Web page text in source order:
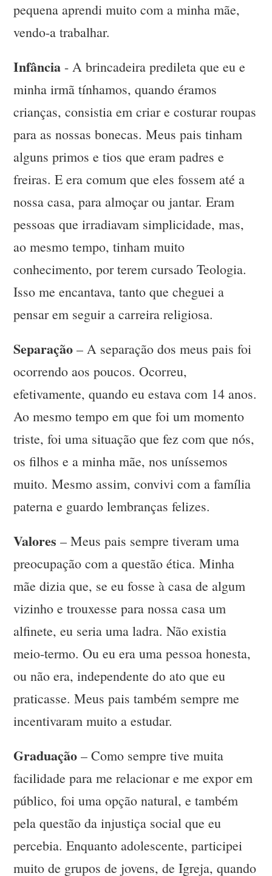
pequena aprendi muito com a minha mãe,
vendo-a trabalhar.
Infância - A brincadeira predileta que eu e
minha irmã tínhamos, quando éramos
crianças, consistia em criar e costurar roupas
para as nossas bonecas. Meus pais tinham
alguns primos e tios que eram padres e
freiras. E era comum que eles fossem até a
nossa casa, para almoçar ou jantar. Eram
pessoas que irradiavam simplicidade, mas,
ao mesmo tempo, tinham muito
conhecimento, por terem cursado Teologia.
Isso me encantava, tanto que cheguei a
pensar em seguir a carreira religiosa.
Separação– A separação dos meus pais foi
ocorrendo aos poucos. Ocorreu,
efetivamente, quando eu estava com 14 anos.
Ao mesmo tempo em que foi um momento
triste, foi uma situação que fez com que nós,
os filhos e a minha mãe, nos uníssemos
muito. Mesmo assim, convivi com a família
paterna e guardo lembranças felizes.
Valores – Meus pais sempre tiveram uma
preocupação com a questão ética. Minha
mãe dizia que, se eu fosse à casa de algum
vizinho e trouxesse para nossa casa um
alfinete, eu seria uma ladra. Não existia
meio-termo. Ou eu era uma pessoa honesta,
ou não era, independente do ato que eu
praticasse. Meus pais também sempre me
incentivaram muito a estudar.
Graduação – Como sempre tive muita
facilidade para me relacionar e me expor em
público, foi uma opção natural, e também
pela questão da injustiça social que eu
percebia. Enquanto adolescente, participei
muito de grupos de jovens, de Igreja, quando